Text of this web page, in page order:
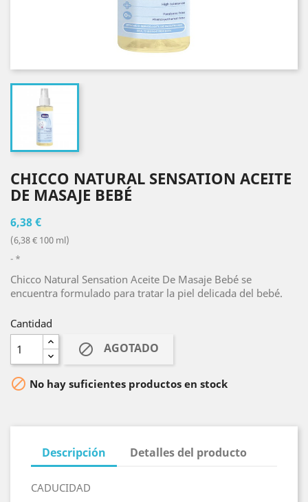
CHICCO NATURAL SENSATION ACEITE
DE MASAJE BEBÉ
6,38 €
(6,38 € 100 ml)
*
Chicco Natural Sensation Aceite De Masaje Bebé se
encuentra formulado para tratar la piel delicada del bebé.
Cantidad
 AGOTADO
 No hay suficientes productos en stock
Descripción Detalles del producto
CADUCIDAD